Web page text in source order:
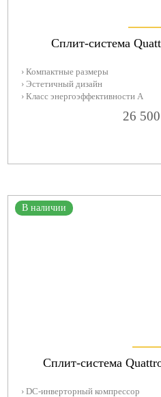
Сплит-система
› Компактные размеры
› Эстетичный дизайн
› Класс энергоэффективности А
26
В наличии
Сплит-система
› DC-инверторный компрессор